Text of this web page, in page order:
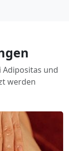
Adipositas und
werden